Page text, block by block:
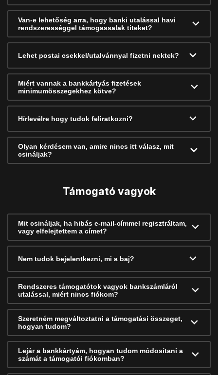
Van-e lehetőség arra, hogy banki utalással havi
rendszerességgel támogassalak titeket?
Lehet postai csekkel/utalvánnyal fizetni nektek?
Miért vannak a bankkártyás fizetések
minimumösszegekhez kötve?
Hírlevélre hogy tudok feliratkozni?
Olyan kérdésem van, amire nincs itt válasz, mit
csináljak?
Támogató vagyok
Mit csináljak, ha hibás e-mail-címmel regisztráltam,
vagy elfelejtettem a címet?
Nem tudok bejelentkezni, mi a baj?
Rendszeres támogatótok vagyok bankszámláról
utalással, miért nincs fiókom?
Szeretném megváltoztatni a támogatási összeget,
hogyan tudom?
Lejár a bankkártyám, hogyan tudom módosítani a
számát a támogatói fiókomban?